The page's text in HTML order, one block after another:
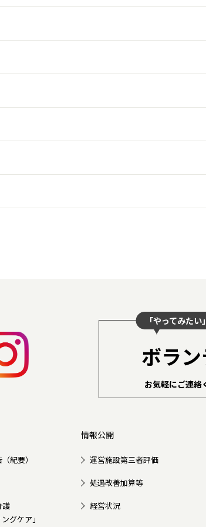
「やってみた
ボラ
お気軽にご連絡
紀要）
護
グケア」
情報公開
運営施設第三者評価
処遇改善加算等
経営状況